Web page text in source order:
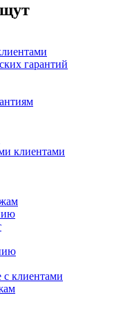
гарантий
клиентами
с клиентами